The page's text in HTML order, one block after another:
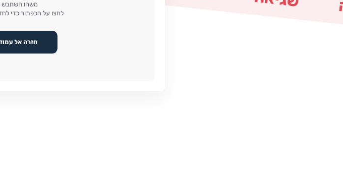
משהו השתבש
לחצו על הכפתור כדי
חזרה אל